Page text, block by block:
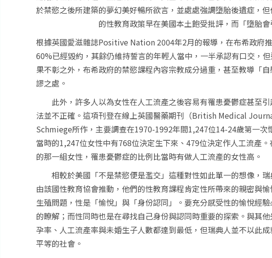
於禁慾之後所建築的夢幻美好暢所欲言，並處處強調墮胎後遺症，
的性教育政策早在美國本土飽受批評，而「墮胎
根據英國愛滋雜誌Positive Nation 2004年2月的報導，在布希政府
60%已經毀約，其餘仍維持誓言的年輕人當中，一半承認有口交，
果不彰之外，布希政府的禁慾課程內容宗教成分過重，甚至教導「
謬之處。
此外，許多人以為女性在人工流產之後容易有罹患憂鬱症甚至引
法並不正確。這項刊登在線上英國醫藥期刊（British Medical
Schmiege所作，主要調查在1970-1992年間1,247位14-24歲第一次
當時的1,247位女性中有768位決定生下來、 479位決定作人工流產
的那一組女性，罹患憂鬱症的比例比當時有做人工流產的女性高。
相較於美國「不是禁慾便是濫交」這種對性如此單一的想像，瑞
由該國性教育協會推動，他們的性教育課程肯定性所帶來的親密與
生殖問題，性是「愉悅」與「身份認同」。要充分感受性的愉悅經
的瞭解；而性同時也是在尋找自己身份與認同時重要的探索。與其
孕率、人工流產率與未婚生子人數都達到最低，但瑞典人並不以此
平等的社會。